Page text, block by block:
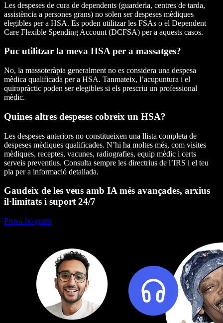
Les despeses de cura de dependents (guarderia, centres de tarda,
assistència a persones grans) no solen ser despeses mèdiques
elegibles per a HSA. Es poden utilitzar les FSAs o el Dependent
Care Flexible Spending Account (DCFSA) per a aquests casos.
Puc utilitzar la meva HSA per a massatges?
No, la massoteràpia generalment no es considera una despesa
mèdica qualificada per a HSA. Tanmateix, l’acupuntura i el
quiropràctic poden ser elegibles si els prescriu un professional
mèdic.
Quines altres despeses cobreix un HSA?
Les despeses anteriors no constitueixen una llista completa de
despeses mèdiques qualificades. N’hi ha moltes més, com visites
mèdiques, receptes, vacunes, radiografies, equip mèdic i certs
serveis preventius. Consulta sempre les directrius de l’IRS i el teu
pla per a informació detallada.
Gaudeix de les veus amb IA més avançades, arxius
il·limitats i suport 24/7
Prova-ho gratis